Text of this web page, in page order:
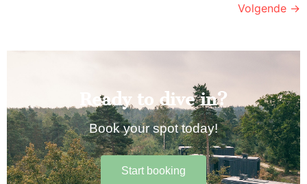
Volgende →
Ready to dive in?
Book your spot today!
Start booking